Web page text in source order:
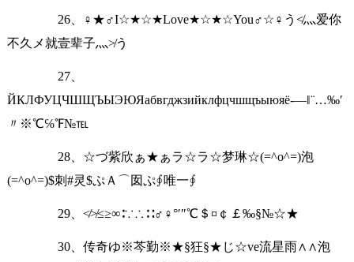
26、♀★♂I☆★☆★Love★☆★☆You♂☆♀う≮灬爱你
不久メ就壹辈子灬≯う
27、
ЙКЛФУЦЧШЩЪЫЭЮЯабвгджзийклфцчшщъыюяё-―‖¨…‰′
〃※℃℅℉№℡
28、☆づ紫欣ぁ★ぁラ☆ラ☆梦琳☆(=^o^=)泡
(=^o^=)$刺#灵$ぷＡ⌒囡ぷ∮唯一∮
29、≮≯≤≥∞∶∵∴∷♂♀°′″℃＄¤￠￡‰§№☆★
30、传奇ゆ※芩勤※★§狂§★じ☆ve流星雨∧∧泡